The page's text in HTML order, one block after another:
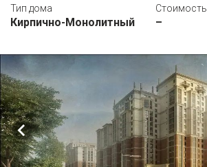
Тип дома
Кирпично-Монолитный
Стоимость
–